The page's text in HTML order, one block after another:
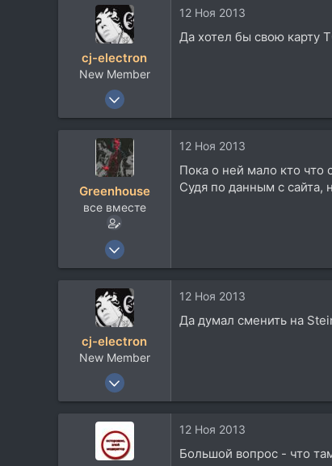
cj-electron
New Member
14 Июл 2010
12 Ноя 2013
Да хотел бы свою карту
Greenhouse
все вместе
19 Июн 2008
12 Ноя 2013
Пока о ней мало кто что
Судя по данным с сайта,
cj-electron
New Member
14 Июл 2010
12 Ноя 2013
Да думал сменить на
12 Ноя 2013
Большой вопрос - что